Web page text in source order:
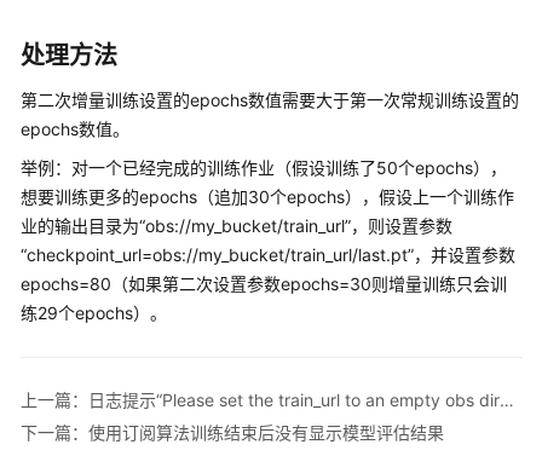
速
入
门
据
准
备
模
型
型
处理方法
第二次增量训练设置的epochs数值需要大于第一次常规训练设置的
epochs数值。
举例：对一个已经完成的训练作业（假设训练了50个epochs），
想要训练更多的epochs（追加30个epochs），假设上一个训练作
业的输出目录为“obs://my_bucket/train_url”，则设置参数
“checkpoint_url=obs://my_bucket/train_url/last.pt”，并设置参数
epochs=80（如果第二次设置参数epochs=30则增量训练只会训
练29个epochs）。
上一篇：日志提示“Please set the train_url to an empty obs directory”
下一篇：使用订阅算法训练结束后没有显示模型评估结果